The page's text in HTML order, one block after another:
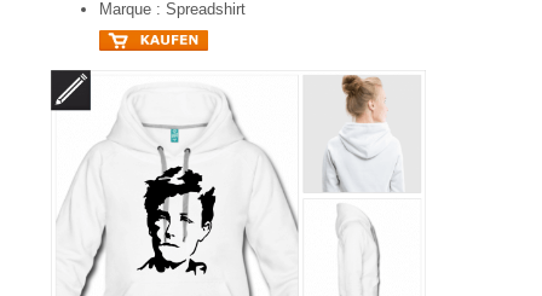
Marque : Spreadshirt